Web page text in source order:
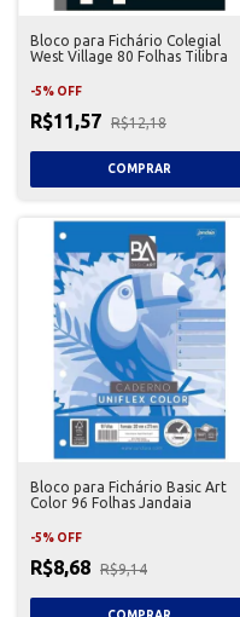
Bloco para Fichário Colegial
West Village 80 Folhas Tilibra
-5% OFF
R$11,57 R$12,18
Bloco para Fichário Basic Art
Color 96 Folhas Jandaia
-5% OFF
R$8,68 R$9,14